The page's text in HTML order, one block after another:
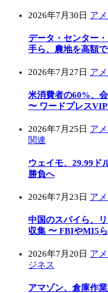
2026年7月30日 ア
データ・センター
手ら、農地を高額
2026年7月27日 ア
米消費者の60%、
〜 ワードプレス
2026年7月25日 ア
関連
ウェイモ、29.99ド
勝負へ
2026年7月23日 ア
中国のスパイら、
収集 〜 FBIやMI5
2026年7月20日 ア
ジネス
アマゾン、倉庫作